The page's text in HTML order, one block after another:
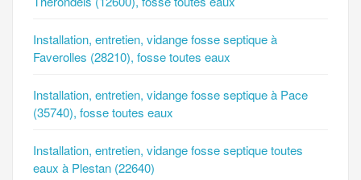
Installation, entretien, vidange fosse septique à
Faverolles (28210), fosse toutes eaux
Installation, entretien, vidange fosse septique à Pace
(35740), fosse toutes eaux
Installation, entretien, vidange fosse septique toutes
eaux à Plestan (22640)